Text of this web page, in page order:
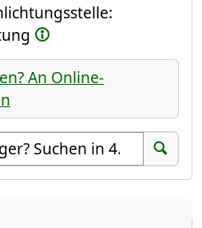
An Online-
Suchen